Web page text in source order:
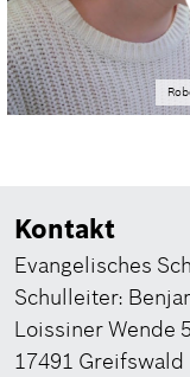
Kontakt
Evangelisches
Schulleiter:
Loissiner Wende 5
17491 Greifswald